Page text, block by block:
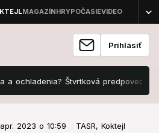
Prihlásiť
Štvrtková predpoveď
2023 o 10:59 TASR, Koktejl
10:59